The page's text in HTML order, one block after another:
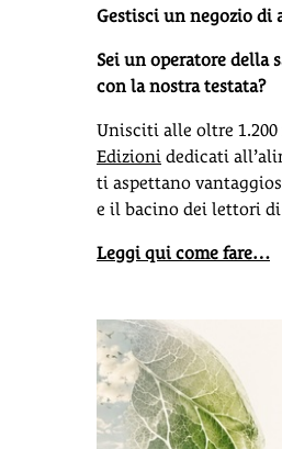
Gestisci un negozio di
Sei un operatore della
con la nostra testata?
Unisciti alle oltre
Edizioni dedicati
ti aspettano
e il bacino dei lettori di
Leggi qui come fare…